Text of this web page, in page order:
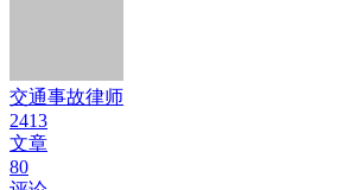
交通事故律师
2413
文章
80